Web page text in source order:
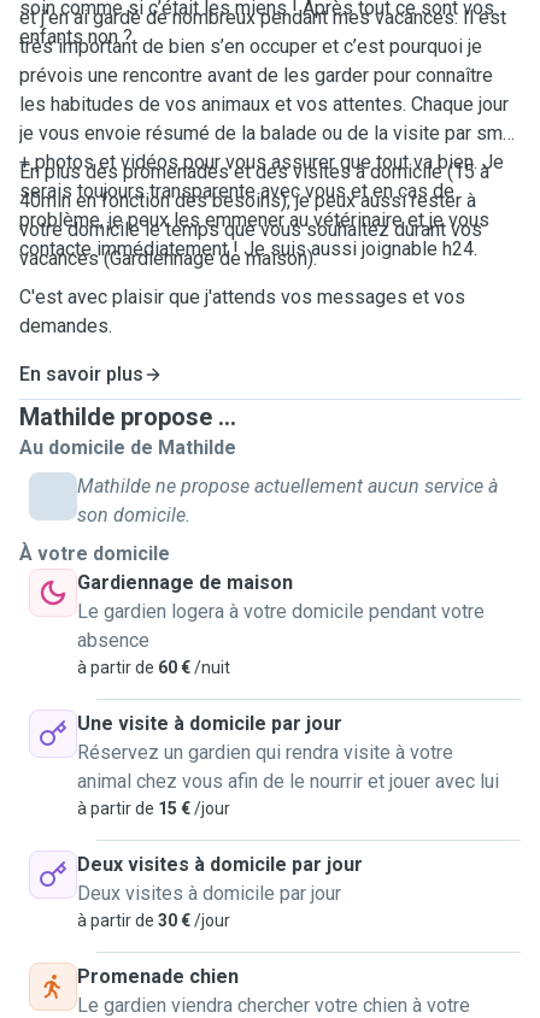
soin comme si c’était les miens ! Après tout ce sont vos
enfants non ?
et j’en ai gardé de nombreux pendant mes vacances. Il est
très important de bien s’en occuper et c’est pourquoi je
prévois une rencontre avant de les garder pour connaître
les habitudes de vos animaux et vos attentes. Chaque jour
je vous envoie résumé de la balade ou de la visite par sms
+ photos et vidéos pour vous assurer que tout va bien. Je
serais toujours transparente avec vous et en cas de
problème, je peux les emmener au vétérinaire et je vous
contacte immédiatement ! Je suis aussi joignable h24.
En plus des promenades et des visites à domicile (15 à
40min en fonction des besoins), je peux aussi rester à
votre domicile le temps que vous souhaitez durant vos
vacances (Gardiennage de maison).
C'est avec plaisir que j'attends vos messages et vos
demandes.
En savoir plus
Mathilde propose ...
Au domicile de Mathilde
Mathilde ne propose actuellement aucun service à
son domicile.
À votre domicile
Gardiennage de maison
Le gardien logera à votre domicile pendant votre
absence
à partir de 60 €/nuit
Une visite à domicile par jour
Réservez un gardien qui rendra visite à votre
animal chez vous afin de le nourrir et jouer avec lui
à partir de 15 €/jour
Deux visites à domicile par jour
Deux visites à domicile par jour
à partir de 30 €/jour
Promenade chien
Le gardien viendra chercher votre chien à votre